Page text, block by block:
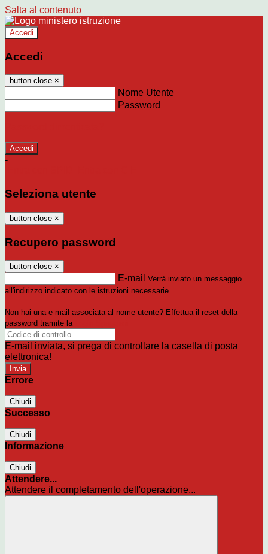
Salta al contenuto
Accedi
Accedi
button close ×
Nome Utente
Password
-
Seleziona utente
button close ×
Recupero password
button close ×
E-mail Verrà inviato un messaggio
all'indirizzo indicato con le istruzioni necessarie.
Non hai una e-mail associata al nome utente? Effettua il reset della
password tramite la
E-mail inviata, si prega di controllare la casella di posta
elettronica!
Errore
Chiudi
Successo
Chiudi
Informazione
Chiudi
Attendere...
Attendere il completamento dell'operazione...